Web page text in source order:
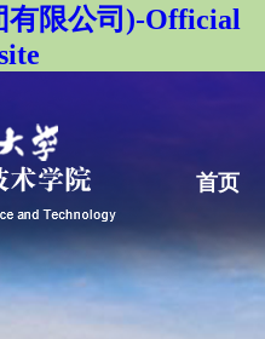
有限公司)-Official
首页